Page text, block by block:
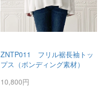
ZNTP011 フリル裾長袖トッ
プス（ボンディング素材）
10,800円